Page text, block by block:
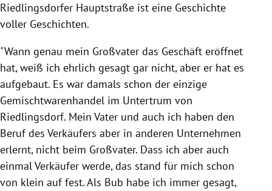
Riedlingsdorfer Hauptstraße ist eine Geschichte
voller Geschichten.
"Wann genau mein Großvater das Geschäft eröffnet
hat, weiß ich ehrlich gesagt gar nicht, aber er hat es
aufgebaut. Es war damals schon der einzige
Gemischtwarenhandel im Untertrum von
Riedlingsdorf. Mein Vater und auch ich haben den
Beruf des Verkäufers aber in anderen Unternehmen
erlernt, nicht beim Großvater. Dass ich aber auch
einmal Verkäufer werde, das stand für mich schon
von klein auf fest. Als Bub habe ich immer gesagt,